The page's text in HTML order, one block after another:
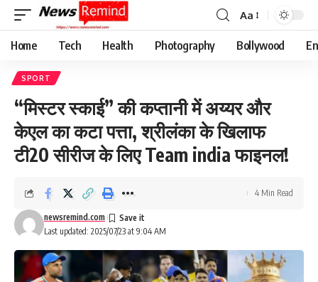
Font
Resizer
Aa
Home Tech Health Photography Bollywood
SPORT
“मिस्टर स्काई” की कप्तानी में अय्यर और
केएल का कटा पत्ता, श्रीलंका के खिलाफ
टी20 सीरीज के लिए Team india फाइनल!
Last updated: 2025/07/23 at 9:04 AM
newsremind.com
4 Min Read